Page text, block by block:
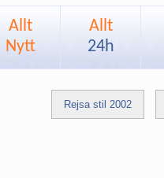
Allt
Nytt
Allt
24h
Rejsa stil 2002